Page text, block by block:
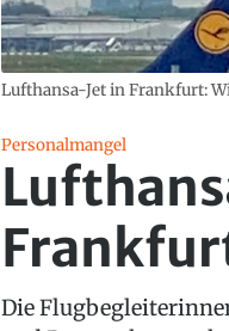
Lufthansa-Jet in Frankfurt:
Personalmangel
Die